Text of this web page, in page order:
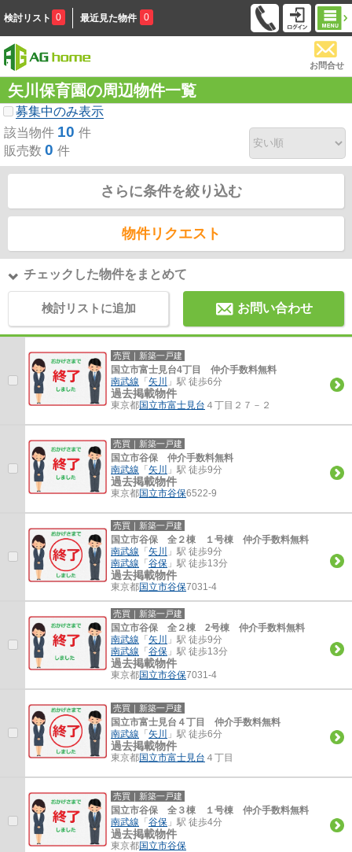
検討リスト 0 最近見た物件 0
お問合せ
矢川保育園の周辺物件一覧
募集中のみ表示
該当物件 10 件
販売数 0 件
さらに条件を絞り込む
物件リクエスト
チェックした物件をまとめて
検討リストに追加 お問い合わせ
売買｜新築一戸建
国立市富士見台4丁目 仲介手数料無料
南武線 「 矢川 」駅 徒歩6分
過去掲載物件
東京都国立市富士見台 ４丁目２７－２
売買｜新築一戸建
国立市谷保 仲介手数料無料
南武線 「 矢川 」駅 徒歩9分
過去掲載物件
東京都国立市谷保6522-9
売買｜新築一戸建
国立市谷保 全２棟 １号棟 仲介手数料無料
南武線 「 矢川
」駅 徒歩9分
南武線 「 谷保 」駅 徒歩13分
過去掲載物件
東京都国立市谷保7031-4
売買｜新築一戸建
国立市谷保 全２棟 2号棟 仲介手数料無料
南武線 「 矢川
」駅 徒歩9分
南武線 「 谷保 」駅 徒歩13分
過去掲載物件
東京都国立市谷保7031-4
売買｜新築一戸建
国立市富士見台４丁目 仲介手数料無料
南武線 「 矢川 」駅 徒歩6分
過去掲載物件
東京都国立市富士見台 ４丁目
売買｜新築一戸建
国立市谷保 全３棟 １号棟 仲介手数料無料
南武線 「 谷保 」駅 徒歩4分
過去掲載物件
東京都国立市谷保